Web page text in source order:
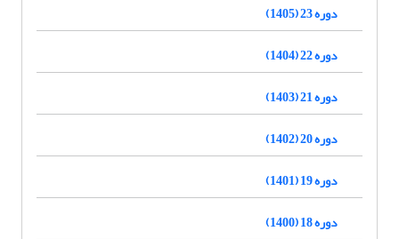
دوره 23 (1405)
دوره 22 (1404)
دوره 21 (1403)
دوره 20 (1402)
دوره 19 (1401)
دوره 18 (1400)